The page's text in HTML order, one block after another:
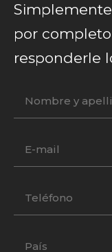
por
responderle